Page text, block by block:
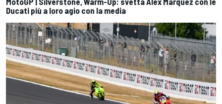
Ducati più a loro agio con la media